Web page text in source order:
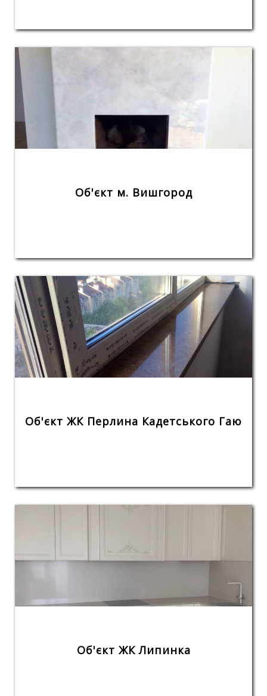
Об'єкт м. Вишгород
Об'єкт ЖК Перлина Кадетського Гаю
Об'єкт ЖК Липинка